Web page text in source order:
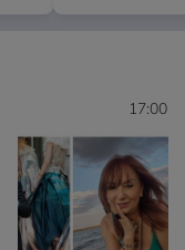
17:00